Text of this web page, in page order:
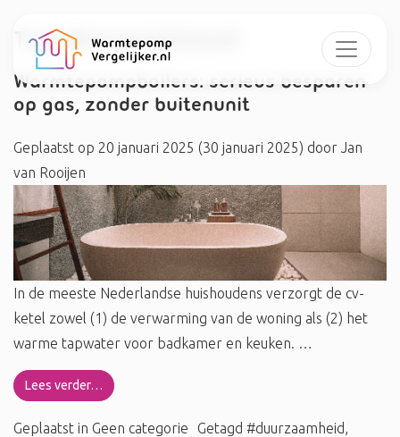
Tag:Binnenklimaat
Warmtepompboilers: serieus besparen
op gas, zonder buitenunit
Geplaatst op 20 januari 2025 (30 januari 2025) door Jan
van Rooijen
In de meeste Nederlandse huishoudens verzorgt de cv-
ketel zowel (1) de verwarming van de woning als (2) het
warme tapwater voor badkamer en keuken. …
Lees verder…
Geplaatst in Geen categorie Getagd #duurzaamheid,